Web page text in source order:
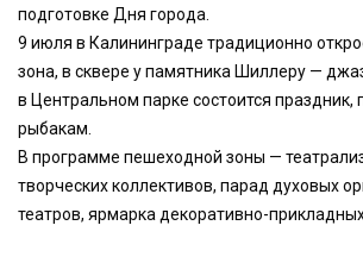
подготовке Дня города.
9 июля в Калининграде традиционно
зона, в сквере у памятника Шиллеру —
в Центральном парке состоится
рыбакам.
В программе пешеходной зоны —
творческих коллективов, парад духовых
театров, ярмарка декоративно-